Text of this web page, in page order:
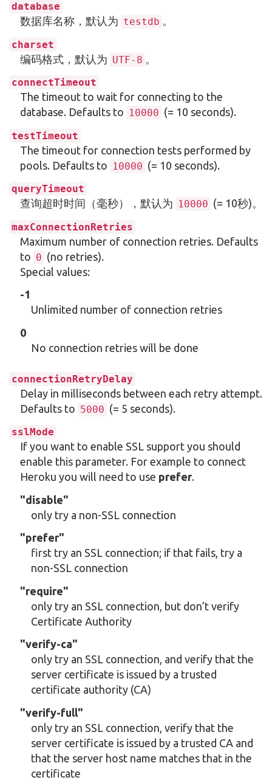
database
数据库名称，默认为 testdb 。
charset
编码格式，默认为 UTF-8
connectTimeout
The timeout to wait for connecting to the
database. Defaults to 10000 (= 10 seconds).
testTimeout
The timeout for connection tests performed by
pools. Defaults to 10000 (= 10 seconds).
queryTimeout
查询超时时间（毫秒），默认为 10000 (= 10秒)。
maxConnectionRetries
Maximum number of connection retries. Defaults
to 0 (no retries).
Special values:
-1
Unlimited number of connection retries
0
No connection retries will be done
connectionRetryDelay
Delay in milliseconds between each retry attempt.
Defaults to 5000 (= 5 seconds).
sslMode
If you want to enable SSL support you should
enable this parameter. For example to connect
Heroku you will need to use prefer.
"disable"
only try a non-SSL connection
"prefer"
first try an SSL connection; if that fails, try a
non-SSL connection
"require"
only try an SSL connection, but don’t verify
Certificate Authority
"verify-ca"
only try an SSL connection, and verify that the
server certificate is issued by a trusted
certificate authority (CA)
"verify-full"
only try an SSL connection, verify that the
server certificate is issued by a trusted CA and
that the server host name matches that in the
certificate